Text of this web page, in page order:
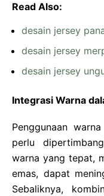
Read Also:
desain jersey
desain jersey
desain jersey
Integrasi Warna
Penggunaan
perlu
warna yang tepat,
emas, dapat
Sebaliknya,